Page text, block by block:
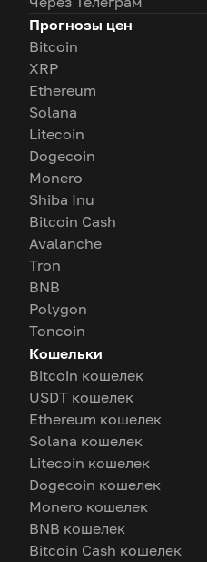
Прогнозы цен
Bitcoin
XRP
Ethereum
Solana
Litecoin
Dogecoin
Monero
Shiba Inu
Bitcoin Cash
Avalanche
Tron
BNB
Polygon
Toncoin
Кошельки
Bitcoin кошелек
USDT кошелек
Ethereum кошелек
Solana кошелек
Litecoin кошелек
Dogecoin кошелек
Monero кошелек
BNB кошелек
Bitcoin Cash кошелек